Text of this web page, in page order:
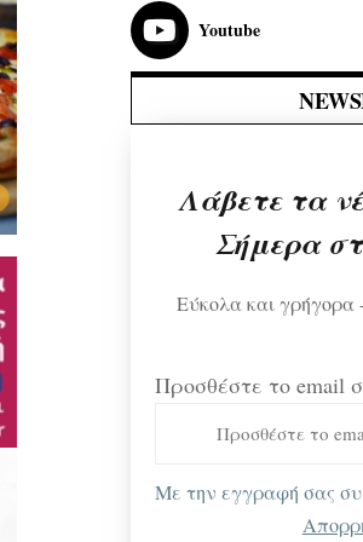
Youtube
Λάβετε τα
Σήμερα
Εύκολα και γρήγορα
Προσθέστε το email
Με την εγγραφή σας